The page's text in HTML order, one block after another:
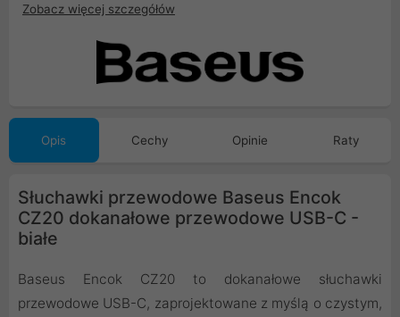
Zobacz więcej szczegółów
Opis Cechy Opinie Raty
Słuchawki przewodowe Baseus Encok
CZ20 dokanałowe przewodowe USB-C -
białe
Baseus Encok CZ20 to dokanałowe słuchawki
przewodowe USB-C, zaprojektowane z myślą o czystym,